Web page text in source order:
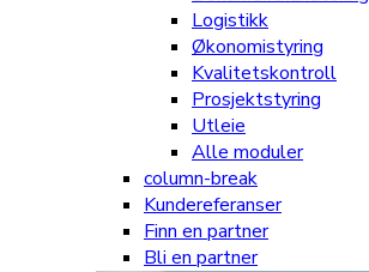
Logistikk
Økonomistyring
Kvalitetskontroll
Prosjektstyring
Utleie
Alle moduler
column-break
Kundereferanser
Finn en partner
Bli en partner